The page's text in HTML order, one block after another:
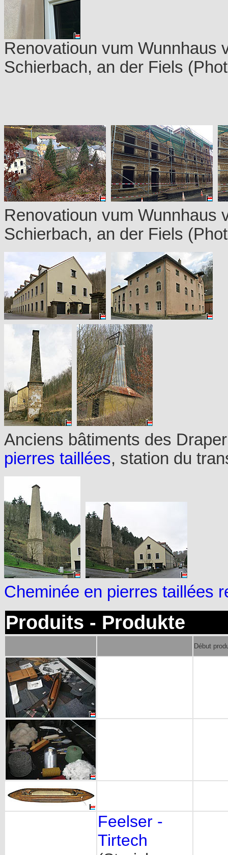
Renovatioun vum Wunnhaus
Schierbach, an der Fiels
Renovatioun vum Wunnhaus
Schierbach, an der Fiels
Anciens bâtiments des
pierres taillées, station du
Cheminée en pierres taillées
Produits - Produkte
Début
Feelser -
Tirtech